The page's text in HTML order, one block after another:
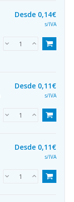
Desde 0,14€
s/IVA
Desde 0,11€
s/IVA
Desde 0,11€
s/IVA